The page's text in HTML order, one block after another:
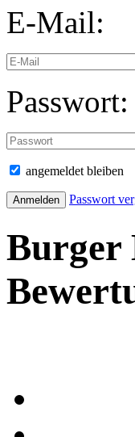
E-Mail:
Passwort:
angemeldet bleiben
Passwort
Burger